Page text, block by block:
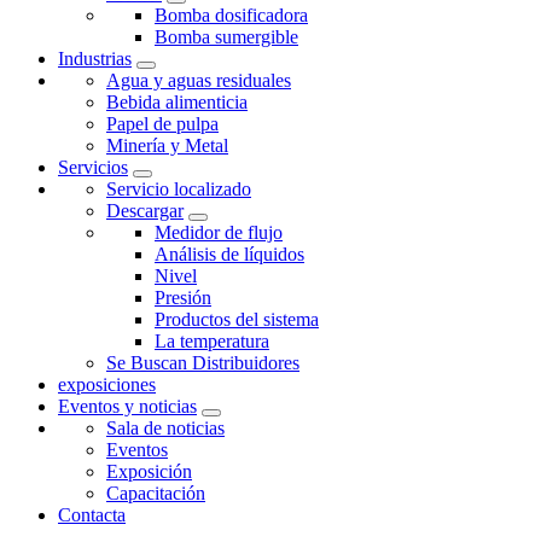
Bomba dosificadora
Bomba sumergible
Industrias
Agua y aguas residuales
Bebida alimenticia
Papel de pulpa
Minería y Metal
Servicios
Servicio localizado
Descargar
Medidor de flujo
Análisis de líquidos
Nivel
Presión
Productos del sistema
La temperatura
Se Buscan Distribuidores
exposiciones
Eventos y noticias
Sala de noticias
Eventos
Exposición
Capacitación
Contacta